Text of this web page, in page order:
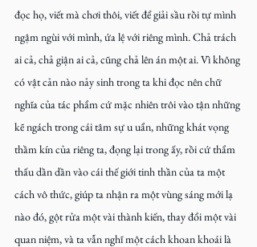
đọc họ, viết mà chơi thôi, viết để giải sầu rồi tự mình
ngậm ngùi với mình, ứa lệ với riêng mình. Chả trách
ai cả, chả giận ai cả, cũng chả lên án một ai. Vì không
có vật cản nào nảy sinh trong ta khi đọc nên chữ
nghĩa của tác phẩm cứ mặc nhiên trôi vào tận những
kẽ ngách trong cái tâm sự u uẩn, những khát vọng
thầm kín của riêng ta, đọng lại trong ấy, rồi cứ thẩm
thấu dần dần vào cái thế giới tinh thần của ta một
cách vô thức, giúp ta nhận ra một vùng sáng mới lạ
nào đó, gột rửa một vài thành kiến, thay đổi một vài
quan niệm, và ta vẫn nghĩ một cách khoan khoái là